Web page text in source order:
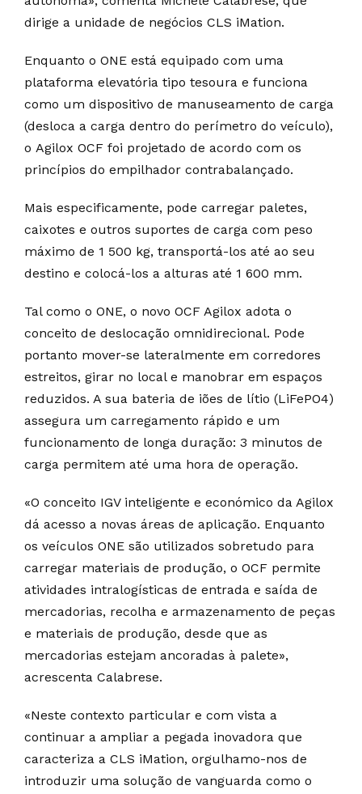
dirige a unidade de negócios CLS iMation.
Enquanto o ONE está equipado com uma
plataforma elevatória tipo tesoura e funciona
como um dispositivo de manuseamento de carga
(desloca a carga dentro do perímetro do veículo),
o Agilox OCF foi projetado de acordo com os
princípios do empilhador contrabalançado.
Mais especificamente, pode carregar paletes,
caixotes e outros suportes de carga com peso
máximo de 1 500 kg, transportá-los até ao seu
destino e colocá-los a alturas até 1 600 mm.
Tal como o ONE, o novo OCF Agilox adota o
conceito de deslocação omnidirecional. Pode
portanto mover-se lateralmente em corredores
estreitos, girar no local e manobrar em espaços
reduzidos. A sua bateria de iões de lítio (LiFePO4)
assegura um carregamento rápido e um
funcionamento de longa duração: 3 minutos de
carga permitem até uma hora de operação.
«O conceito IGV inteligente e económico da Agilox
dá acesso a novas áreas de aplicação. Enquanto
os veículos ONE são utilizados sobretudo para
carregar materiais de produção, o OCF permite
atividades intralogísticas de entrada e saída de
mercadorias, recolha e armazenamento de peças
e materiais de produção, desde que as
mercadorias estejam ancoradas à palete»,
acrescenta Calabrese.
«Neste contexto particular e com vista a
continuar a ampliar a pegada inovadora que
caracteriza a CLS iMation, orgulhamo-nos de
introduzir uma solução de vanguarda como o